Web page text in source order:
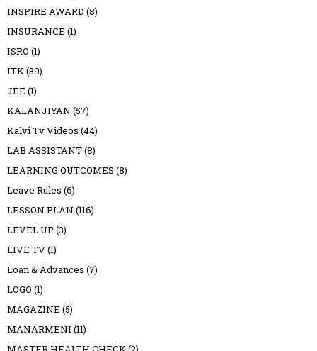
INSPIRE AWARD (8)
INSURANCE (1)
ISRO (1)
ITK(39)
JEE (1)
KALANJIYAN (57)
Kalvi Tv Videos (44)
LAB ASSISTANT(8)
LEARNING OUTCOMES (8)
Leave Rules (6)
LESSON PLAN (116)
LEVEL UP (3)
LIVE TV(1)
Loan & Advances (7)
LOGO (1)
MAGAZINE (5)
MANARMENI (11)